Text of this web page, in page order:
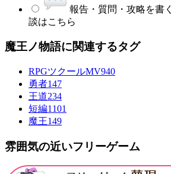
報告・質問・攻略を書く
談はこちら
魔王ノ物語に関連するタグ
RPGツクールMV940
勇者147
王道234
短編1101
魔王149
雰囲気の近いフリーゲーム